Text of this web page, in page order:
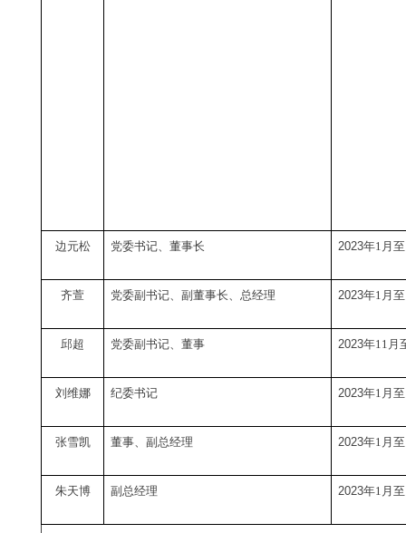
边元松 党委书记、董事长 2023年1月
齐萱 党委副书记、副董事长、总经理 2023年1月
邱超 党委副书记、董事 2023年11月
刘维娜 纪委书记 2023年1月
张雪凯 董事、副总经理 2023年1月
朱天博 副总经理 2023年1月